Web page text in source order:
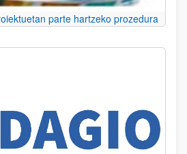
parte hartzeko prozedura